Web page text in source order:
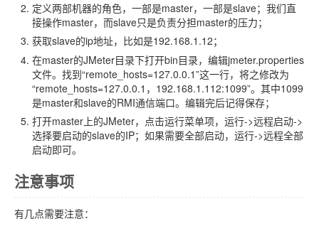
定义两部机器的角色，一部是master，一部是slave；我们直
接操作master，而slave只是负责分担master的压力；
获取slave的ip地址，比如是192.168.1.12；
在master的JMeter目录下打开bin目录，编辑jmeter.properties
文件。找到“remote_hosts=127.0.0.1”这一行，将之修改为
“remote_hosts=127.0.0.1，192.168.1.112:1099”。其中1099
是master和slave的RMI通信端口。编辑完后记得保存；
打开master上的JMeter，点击运行菜单项，运行->远程启动->
选择要启动的slave的IP；如果需要全部启动，运行->远程全部
启动即可。
注意事项
有几点需要注意：